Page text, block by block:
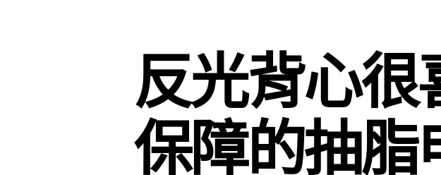
反光背心
保障的抽